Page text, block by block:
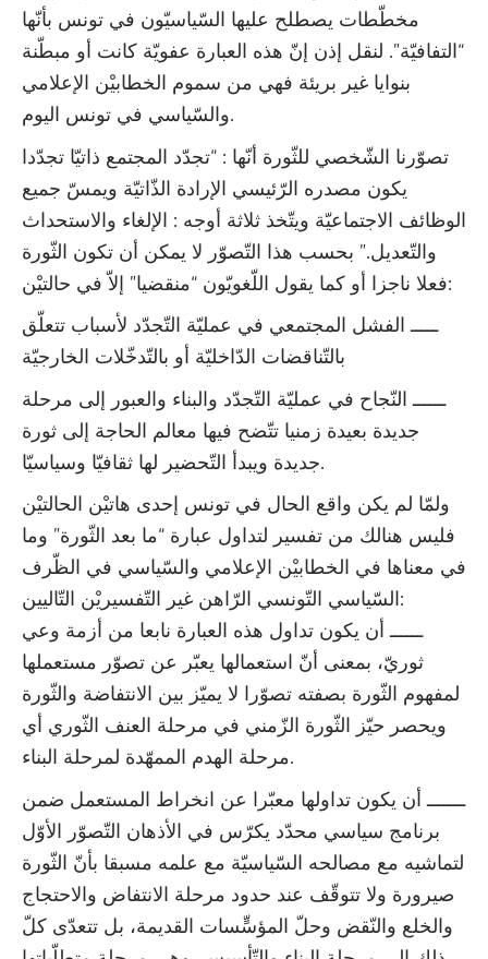
مخطّطات يصطلح عليها السّياسيّون في تونس بأنّها
“التفافيّة”. لنقل إذن إنّ هذه العبارة عفويّة كانت أو مبطّنة
بنوايا غير بريئة فهي من سموم الخطابيْن الإعلامي
والسّياسي في تونس اليوم.
تصوّرنا الشّخصي للثّورة أنّها : “تجدّد المجتمع ذاتيّا تجدّدا
يكون مصدره الرّئيسي الإرادة الذّاتيّة ويمسّ جميع
الوظائف الاجتماعيّة ويتّخذ ثلاثة أوجه : الإلغاء والاستحداث
والتّعديل.” بحسب هذا التّصوّر لا يمكن أن تكون الثّورة
فعلا ناجزا أو كما يقول اللّغويّون “منقضيا” إلاّ في حالتيْن:
ـــــ الفشل المجتمعي في عمليّة التّجدّد لأسباب تتعلّق
بالتّناقضات الدّاخليّة أو بالتّدخّلات الخارجيّة
ــــــ النّجاح في عمليّة التّجدّد والبناء والعبور إلى مرحلة
جديدة بعيدة زمنيا تتّضح فيها معالم الحاجة إلى ثورة
جديدة ويبدأ التّحضير لها ثقافيّا وسياسيّا.
ولمّا لم يكن واقع الحال في تونس إحدى هاتيْن الحالتيْن
فليس هنالك من تفسير لتداول عبارة “ما بعد الثّورة” وما
في معناها في الخطابيْن الإعلامي والسّياسي في الظّرف
السّياسي التّونسي الرّاهن غير التّفسيريْن التّاليين:
ــــــ أن يكون تداول هذه العبارة نابعا من أزمة وعي
ثوريّ، بمعنى أنّ استعمالها يعبّر عن تصوّر مستعملها
لمفهوم الثّورة بصفته تصوّرا لا يميّز بين الانتفاضة والثّورة
ويحصر حيّز الثّورة الزّمني في مرحلة العنف الثّوري أي
مرحلة الهدم الممهّدة لمرحلة البناء.
ـــــــ أن يكون تداولها معبّرا عن انخراط المستعمل ضمن
برنامج سياسي محدّد يكرّس في الأذهان التّصوّر الأوّل
لتماشيه مع مصالحه السّياسيّة مع علمه مسبقا بأنّ الثّورة
صيرورة ولا تتوقّف عند حدود مرحلة الانتفاض والاحتجاج
والخلع والنّقض وحلّ المؤسٍّسات القديمة، بل تتعدّى كلّ